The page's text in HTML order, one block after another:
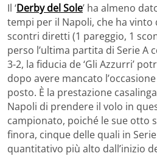
Il ‘Derby del Sole’ ha almeno
tempi per il Napoli, che ha
scontri diretti (1 pareggio, 1
perso l’ultima partita di Serie A
3-2, la fiducia de ‘Gli Azzurri’
dopo avere mancato
posto. È la prestazione
Napoli di prendere il volo in
campionato, poiché le sue otto
finora, cinque delle quali in
quantitativo più alto dall’inizio